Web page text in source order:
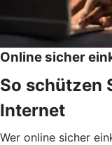
Online sicher
So schützen
Internet
Wer online sicher